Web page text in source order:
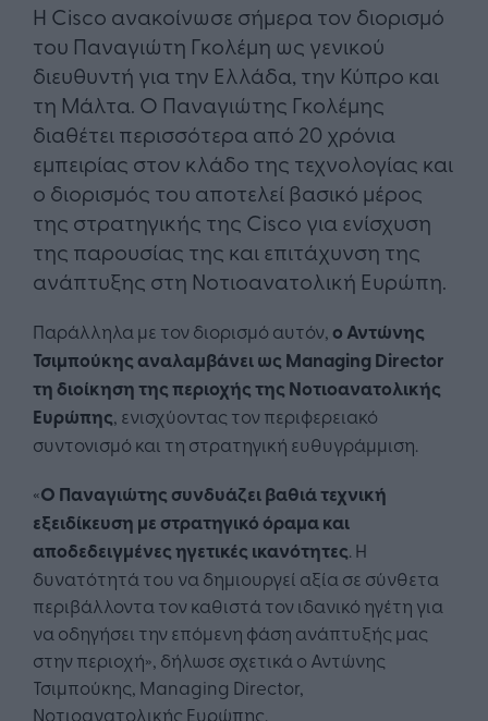
Η Cisco ανακοίνωσε σήμερα τον διορισμό
του Παναγιώτη Γκολέμη ως γενικού
διευθυντή για την Ελλάδα, την Κύπρο και
τη Μάλτα. Ο Παναγιώτης Γκολέμης
διαθέτει περισσότερα από 20 χρόνια
εμπειρίας στον κλάδο της τεχνολογίας και
ο διορισμός του αποτελεί βασικό μέρος
της στρατηγικής της Cisco για ενίσχυση
της παρουσίας της και επιτάχυνση της
ανάπτυξης στη Νοτιοανατολική Ευρώπη.
Παράλληλα με τον διορισμό αυτόν, ο Αντώνης
Τσιμπούκης αναλαμβάνει ως Managing Director
τη διοίκηση της περιοχής της Νοτιοανατολικής
Ευρώπης, ενισχύοντας τον περιφερειακό
συντονισμό και τη στρατηγική ευθυγράμμιση.
«Ο Παναγιώτης συνδυάζει βαθιά τεχνική
εξειδίκευση με στρατηγικό όραμα και
αποδεδειγμένες ηγετικές ικανότητες. Η
δυνατότητά του να δημιουργεί αξία σε σύνθετα
περιβάλλοντα τον καθιστά τον ιδανικό ηγέτη για
να οδηγήσει την επόμενη φάση ανάπτυξής μας
στην περιοχή», δήλωσε σχετικά ο Αντώνης
Τσιμπούκης, Managing Director,
Νοτιοανατολικής Ευρώπης.